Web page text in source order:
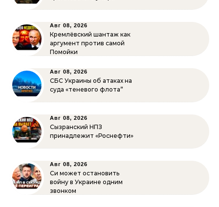
Авг 08, 2026
Кремлёвский шантаж как
аргумент против самой
Помойки
Авг 08, 2026
СБС Украины об атаках на
суда «теневого флота”
Авг 08, 2026
Сызранский НПЗ
принадлежит «Роснефти»
Авг 08, 2026
Си может остановить
войну в Украине одним
звонком